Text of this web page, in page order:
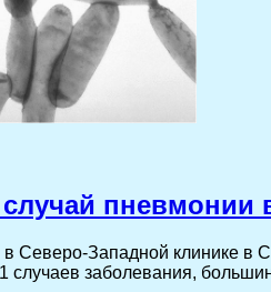
пневмонии
Северо-Западной клинике в
случаев заболевания,